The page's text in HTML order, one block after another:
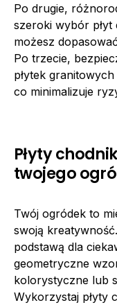
Po drugie,
szeroki wybór
możesz
Po trzecie,
płytek
co minimalizuje
Płyty
twojego
Twój ogródek to
swoją
podstawą dla
geometryczne
kolorystyczne lub
Wykorzystaj płyty